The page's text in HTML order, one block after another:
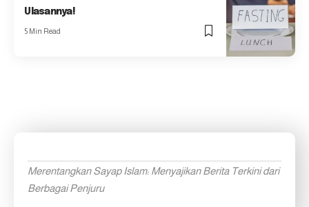
Ulasannya!
5 Min Read
Merentangkan Sayap Islam: Menyajikan Berita Terkini dari
Berbagai Penjuru